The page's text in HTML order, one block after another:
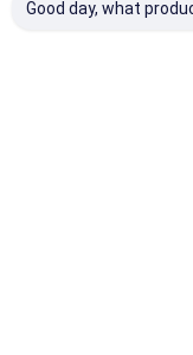
Good day, what